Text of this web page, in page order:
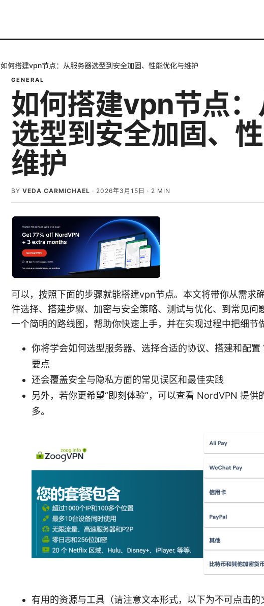
如何搭建vpn节点：从服务器选型到安全加固、性能优化与维护
GENERAL
如何搭建vpn节点
选型到安全加固、
维护
BY VEDA CARMICHAEL · 2026年3月15日 · 2 MIN
可以，按照下面的步骤就能搭建vpn节点。本文将带你从需求
件选择、搭建步骤、加密与安全策略、测试与优化、到常见问
一个简明的路线图，帮助你快速上手，并在实现过程中把细节
你将学会如何选型服务器、选择合适的协议、搭建和配
要点
还会覆盖安全与隐私方面的常见误区和最佳实践
另外，若你更希望“即刻体验”，可以查看 NordVPN 提供
多。
有用的资源与工具（请注意文本形式，以下为不可点击的